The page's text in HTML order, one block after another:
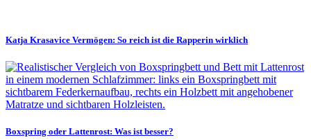
Katja Krasavice Vermögen: So reich ist die Rapperin wirklich
Boxspring oder Lattenrost: Was ist besser?